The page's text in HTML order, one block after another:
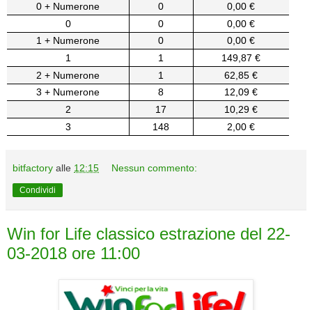
0 + Numerone
0
0,00 €
0
0
0,00 €
1 + Numerone
0
0,00 €
1
1
149,87 €
2 + Numerone
1
62,85 €
3 + Numerone
8
12,09 €
2
17
10,29 €
3
148 2,00 €
bitfactory alle 12:15 Nessun commento:
Condividi
Win for Life classico estrazione del 22-
03-2018 ore 11:00